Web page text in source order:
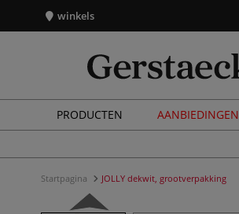
winkels
PRODUCTEN AANBIEDINGEN
Startpagina JOLLY dekwit, grootverpakking